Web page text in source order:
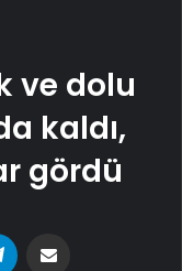
ve dolu
kaldı,
gördü